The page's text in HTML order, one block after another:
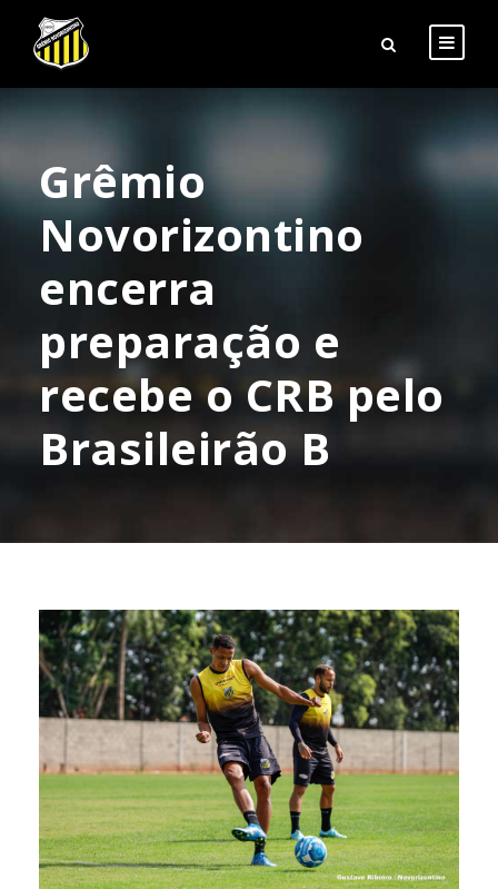
Grêmio
Novorizontino
encerra
preparação e
recebe o CRB pelo
Brasileirão B